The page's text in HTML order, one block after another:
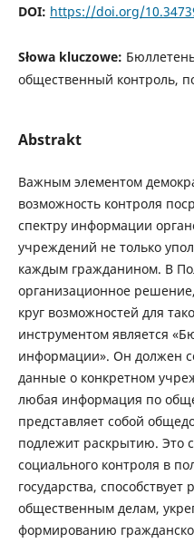
DOI: https://doi.org/
Słowa kluczowe:
общественный контроль,
Abstrakt
Важным элементом
возможность контроля
спектру информации
учреждений не только
каждым гражданином. В
организационное
круг возможностей для
инструментом является
информации». Он должен
данные о конкретном
любая информация по
представляет собой
подлежит раскрытию. Это
социального контроля в
государства,
общественным делам,
формированию